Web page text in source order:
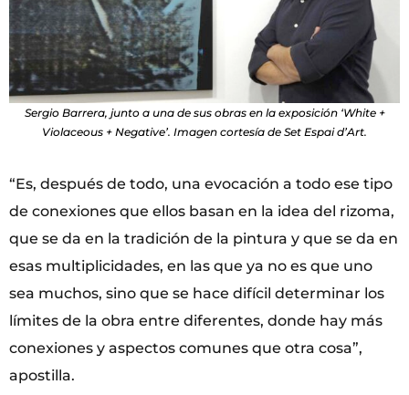
Sergio Barrera, junto a una de sus obras en la exposición ‘White +
Violaceous + Negative’. Imagen cortesía de Set Espai d’Art.
“Es, después de todo, una evocación a todo ese tipo
de conexiones que ellos basan en la idea del rizoma,
que se da en la tradición de la pintura y que se da en
esas multiplicidades, en las que ya no es que uno
sea muchos, sino que se hace difícil determinar los
límites de la obra entre diferentes, donde hay más
conexiones y aspectos comunes que otra cosa”,
apostilla.